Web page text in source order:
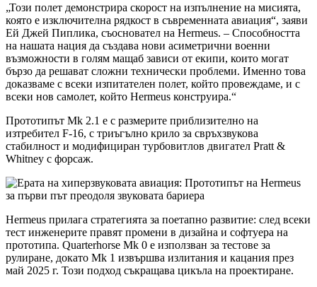
„Този полет демонстрира скорост на изпълнение на мисията,
която е изключителна рядкост в съвременната авиация“, заяви
Ей Джей Пиплика, съосновател на Hermeus. – Способността
на нашата нация да създава нови асиметрични военни
възможности в голям мащаб зависи от екипи, които могат
бързо да решават сложни технически проблеми. Именно това
доказваме с всеки изпитателен полет, който провеждаме, и с
всеки нов самолет, който Hermeus конструира.“
Прототипът Mk 2.1 е с размерите приблизително на
изтребител F-16, с триъгълно крило за свръхзвукова
стабилност и модифициран турбовитлов двигател Pratt &
Whitney с форсаж.
Hermeus прилага стратегията за поетапно развитие: след всеки
тест инженерите правят промени в дизайна и софтуера на
прототипа. Quarterhorse Mk 0 е използван за тестове за
рулиране, докато Mk 1 извършва излитания и кацания през
май 2025 г. Този подход съкращава цикъла на проектиране.